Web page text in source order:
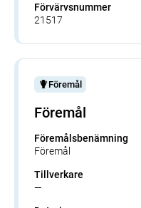
Förvärvsnummer
21517
Föremål
Föremål
Föremålsbenämning
Föremål
Tillverkare
—